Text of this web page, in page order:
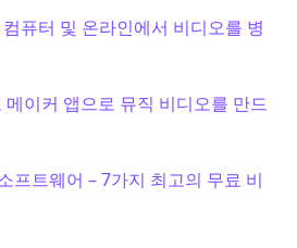
퓨터 및 온라인에서 비디오를 병
이커 앱으로 뮤직 비디오를 만드
프트웨어 – 7가지 최고의 무료 비